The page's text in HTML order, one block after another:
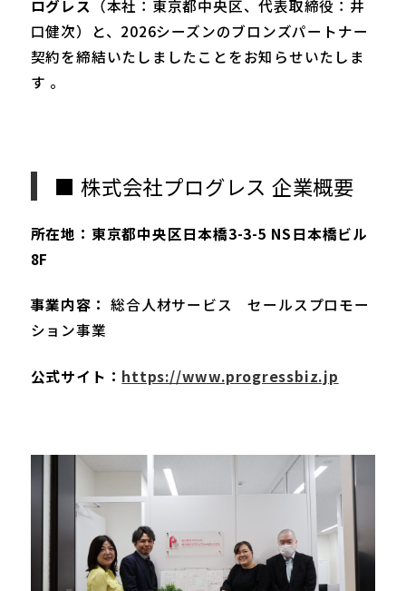
ログレス （本社：東京都中央区、代表取締役：井
口健次）と、2026シーズンのブロンズパートナー
契約を締結いたしましたことをお知らせいたしま
す 。
■ 株式会社プログレス 企業概要
所在地：東京都中央区日本橋3-3-5 NS日本橋ビル
8F
事業内容：総合人材サービス セールスプロモー
ション事業
公式サイト： https://www.progressbiz.jp